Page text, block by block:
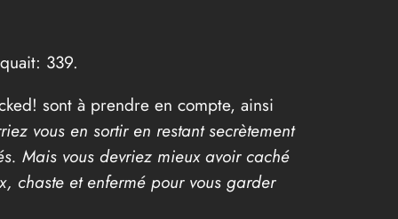
339.
sont à prendre en compte, ainsi
vous en sortir en restant secrètement
Mais vous devriez mieux avoir caché
chaste et enfermé pour vous garder